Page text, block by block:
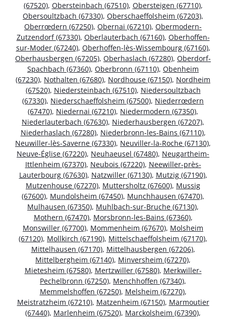
(67520), Obersteinbach (67510), Obersteigen (67710),
Obersoultzbach (67330), Oberschaeffolsheim (67203),
Oberrœdern (67250), Obernai (67210), Obermodern-
Zutzendorf (67330), Oberlauterbach (67160), Oberhoffen-
sur-Moder (67240), Oberhoffen-lès-Wissembourg (67160),
Oberhausbergen (67205), Oberhaslach (67280), Oberdorf-
Spachbach (67360), Oberbronn (67110), Obenheim
(67230), Nothalten (67680), Nordhouse (67150), Nordheim
(67520), Niedersteinbach (67510), Niedersoultzbach
(67330), Niederschaeffolsheim (67500), Niederrœdern
(67470), Niedernai (67210), Niedermodern (67350),
Niederlauterbach (67630), Niederhausbergen (67207),
Niederhaslach (67280), Niederbronn-les-Bains (67110),
Neuwiller-lès-Saverne (67330), Neuviller-la-Roche (67130),
Neuve-Église (67220), Neuhaeusel (67480), Neugartheim-
Ittlenheim (67370), Neubois (67220), Neewiller-près-
Lauterbourg (67630), Natzwiller (67130), Mutzig (67190),
Mutzenhouse (67270), Muttersholtz (67600), Mussig
(67600), Mundolsheim (67450), Munchhausen (67470),
Mulhausen (67350), Muhlbach-sur-Bruche (67130),
Mothern (67470), Morsbronn-les-Bains (67360),
Monswiller (67700), Mommenheim (67670), Molsheim
(67120), Mollkirch (67190), Mittelschaeffolsheim (67170),
Mittelhausen (67170), Mittelhausbergen (67206),
Mittelbergheim (67140), Minversheim (67270),
Mietesheim (67580), Mertzwiller (67580), Merkwiller-
Pechelbronn (67250), Menchhoffen (67340),
Memmelshoffen (67250), Melsheim (67270),
Meistratzheim (67210), Matzenheim (67150), Marmoutier
(67440), Marlenheim (67520), Marckolsheim (67390),